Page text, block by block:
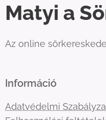
Matyi a
Az online
Információ
Adatvédelmi